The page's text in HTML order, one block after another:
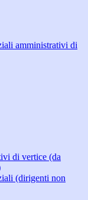
amministrativi di
di vertice (da
(dirigenti non